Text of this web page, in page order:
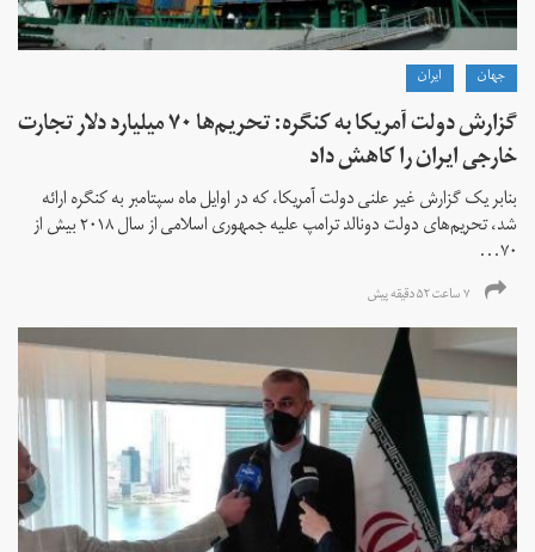
جهان ايران
گزارش دولت آمریکا به کنگره: تحریم‌ها ۷۰ میلیارد دلار تجارت
خارجی ایران را کاهش داد
بنابر یک گزارش غیر علنی دولت آمریکا، که در اوایل ماه سپتامبر به کنگره ارائه
شد، تحریم‌های دولت دونالد ترامپ علیه جمهوری اسلامی از سال ۲۰۱۸ بیش از
۷۰...
۷ ساعت ۵۲ دقیقه پیش